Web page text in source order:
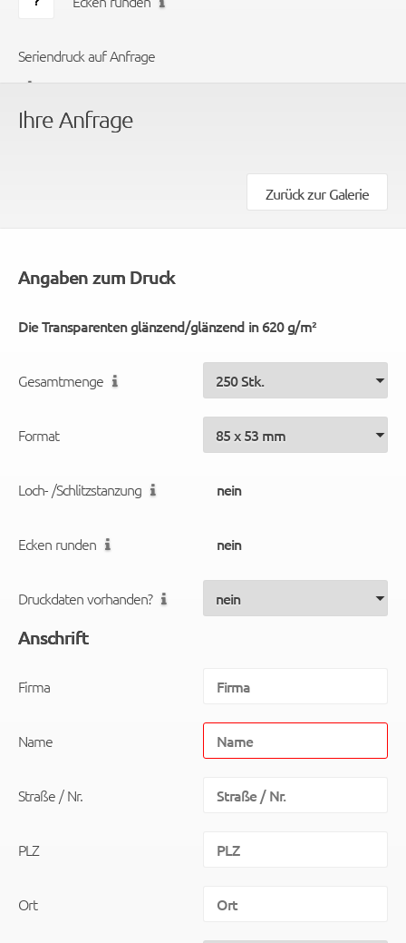
Seriendruck auf Anfrage
Ihre Anfrage
Zurück zur Galerie
Angaben zum Druck
Die Transparenten glänzend/glänzend in 620 g/m²
Gesamtmenge
Format
Loch- /Schlitzstanzung
Ecken runden
Druckdaten vorhanden?
Anschrift
Firma
Name
Straße / Nr.
PLZ
Ort